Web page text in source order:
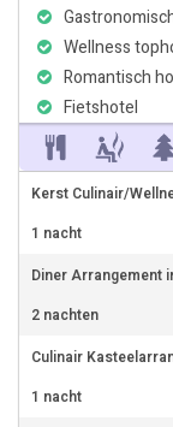
Wellness
Romantisch
Fietshotel
Kerst Culinair/
1 nacht
Diner Arrangement
2 nachten
Culinair
1 nacht